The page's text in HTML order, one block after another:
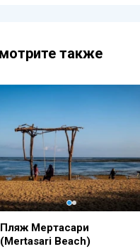
также
Пляж Мертасари
(Mertasari Beach)